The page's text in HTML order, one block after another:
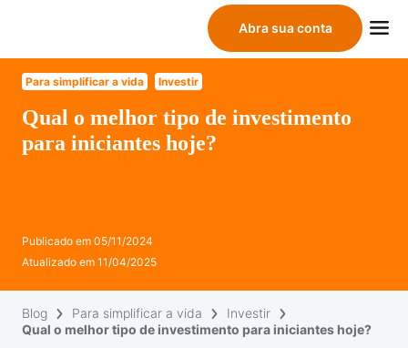
Abra sua conta
Para simplificar a vida Investir
Qual o melhor tipo de investimento
para iniciantes hoje?
Publicado em 05/11/2024
Atualizado em 11/04/2025
Blog Para simplificar a vida
Investir
Qual o melhor tipo de investimento para iniciantes hoje?